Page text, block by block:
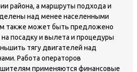
района, а маршруты подхода и
над менее населенными
также может быть предложено
посадку и вылета и процедуры
тягу двигателей над
Работа операторов
применяются финансовые